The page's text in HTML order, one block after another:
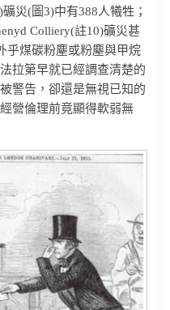
災(圖3)中有388人犧牲；
Colliery(註10)礦災甚
乎煤碳粉塵或粉塵與甲烷
拉第早就已經調查清楚的
警告，卻還是無視已知的
營倫理前竟顯得軟弱無